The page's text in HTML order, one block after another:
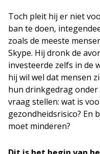
Toch pleit hij er niet
ban te doen,
zoals de meeste
Skype. Hij dronk de
investeerde zelfs in de
hij wil wel dat mensen
hun drinkgedrag onder
vraag stellen: wat is
gezondheidsrisico? En
moet minderen?